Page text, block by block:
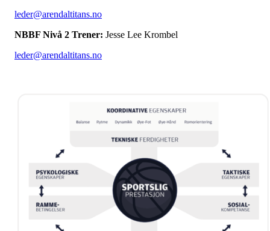
leder@arendaltitans.no
NBBF Nivå 2 Trener: Jesse Lee Krombel
leder@arendaltitans.no